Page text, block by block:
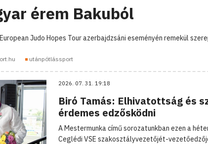
érem Bakuból
Judo Hopes Tour azerbajdzsáni eseményén remekül
utánpótlássport
2026. 07. 31. 19:18
Biró Tamás: Elhivatottság és
érdemes edzősködni
A Mestermunka című sorozatunkban ezen a
Ceglédi VSE szakosztályvezetőjét-